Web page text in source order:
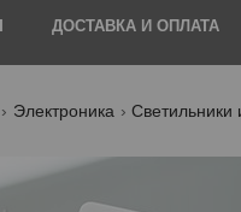
ДОСТАВКА И ОПЛАТА
Электроника